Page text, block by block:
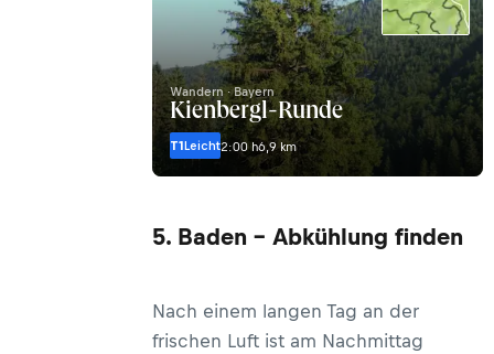
Wandern · Bayern
Kienbergl-Runde
T1Leicht2:00 h6,9 km
5. Baden – Abkühlung finden
Nach einem langen Tag an der
frischen Luft ist am Nachmittag